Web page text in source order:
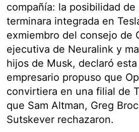
compañía: la posibilidad de
terminara integrada en
exmiembro del consejo de
ejecutiva de Neuralink y
hijos de Musk, declaró
empresario propuso que
convirtiera en una filial de
que Sam Altman, Greg
Sutskever rechazaron.